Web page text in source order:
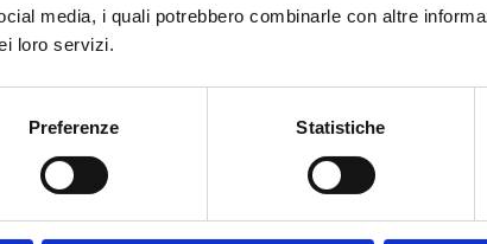
media, i quali potrebbero combinarle con altre
loro servizi.
Preferenze Statistiche
per PAV-PES
Qualificati